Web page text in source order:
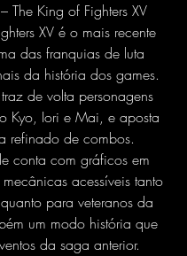
The King of Fighters XV
XV é o mais recente
das franquias de luta
da história dos games.
de volta personagens
Kyo, Iori e Mai, e aposta
refinado de combos.
conta com gráficos em
acessíveis tanto
para veteranos da
um modo história que
da saga anterior.